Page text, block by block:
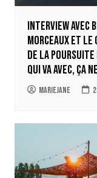
INTERVIEW
morceaux et le
de la
qui va avec, ça
Mariejane